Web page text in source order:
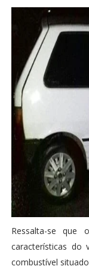
Ressalta-se que
características
combustível